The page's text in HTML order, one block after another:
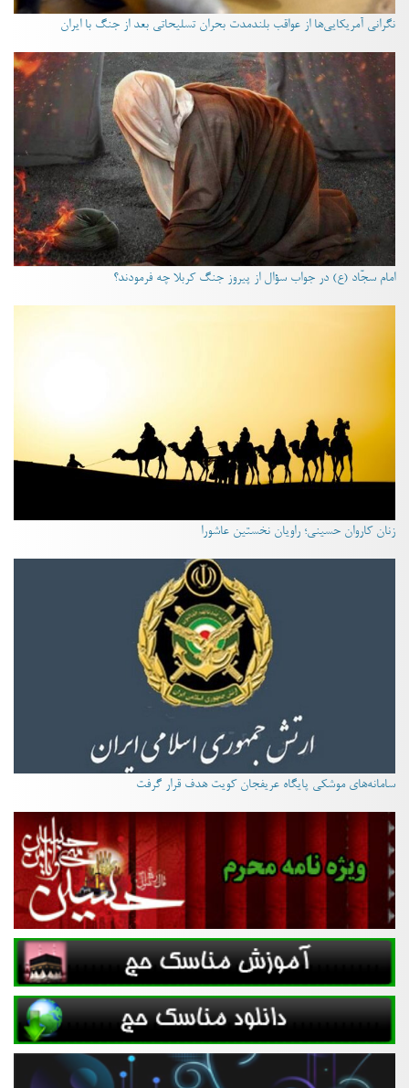
نگرانی آمریکایی‌ها از عواقب بلندمدت بحران تسلیحاتی بعد از جنگ با ایران
امام سجّاد (ع) در جواب سؤال از پیروز جنگ کربلا چه فرمودند؟
زنان کاروان حسینی؛ راویان نخستین عاشورا
سامانه‌های موشکی پایگاه عریفجان کویت هدف قرار گرفت